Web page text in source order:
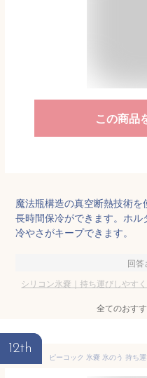
この商品
魔法瓶構造の真空断熱技術
長時間保冷ができます。ホ
冷やさがキープできます。
回答
シリコン氷嚢｜持ち運びしやす
全てのおす
12th